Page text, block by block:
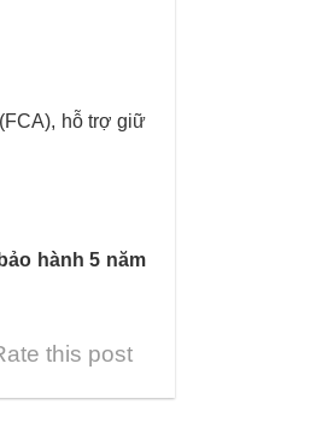
hỗ trợ giữ
bảo hành 5 năm
this post